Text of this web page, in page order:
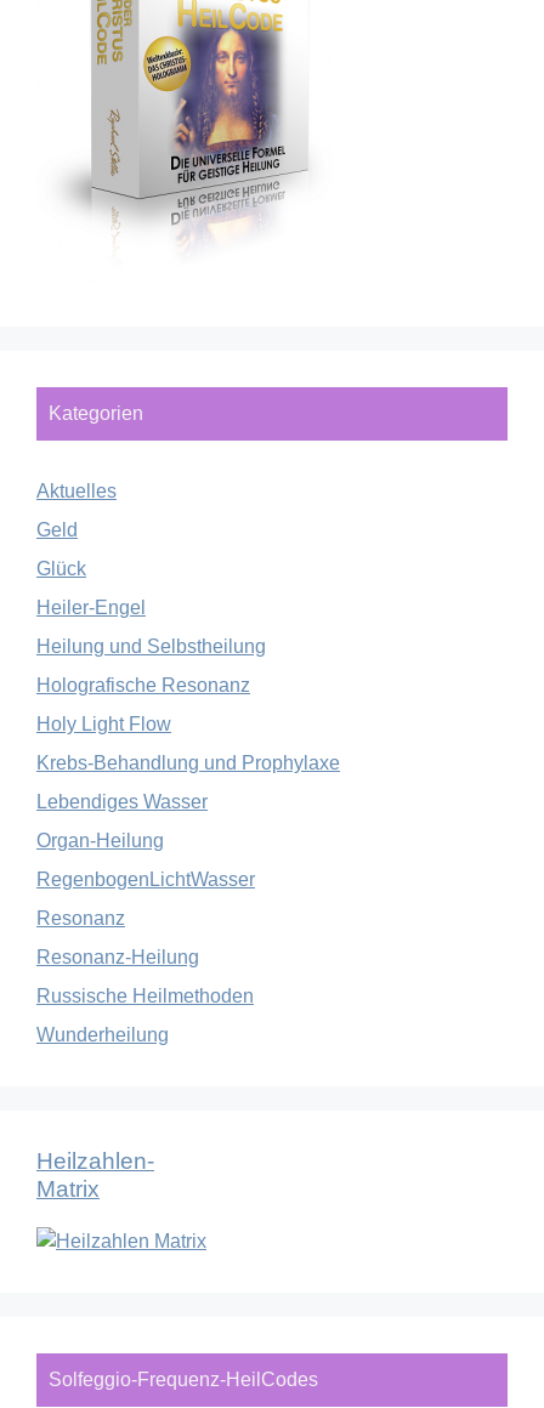
Kategorien
Aktuelles
Geld
Glück
Heiler-Engel
Heilung und Selbstheilung
Holografische Resonanz
Holy Light Flow
Krebs-Behandlung und Prophylaxe
Lebendiges Wasser
Organ-Heilung
RegenbogenLichtWasser
Resonanz
Resonanz-Heilung
Russische Heilmethoden
Wunderheilung
Heilzahlen-
Matrix
Solfeggio-Frequenz-HeilCodes